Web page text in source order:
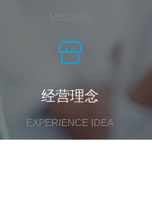
经营理念
EXPERIENCE IDEA